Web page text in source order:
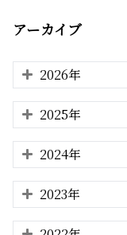
アーカイブ
2026年
2025年
2024年
2023年